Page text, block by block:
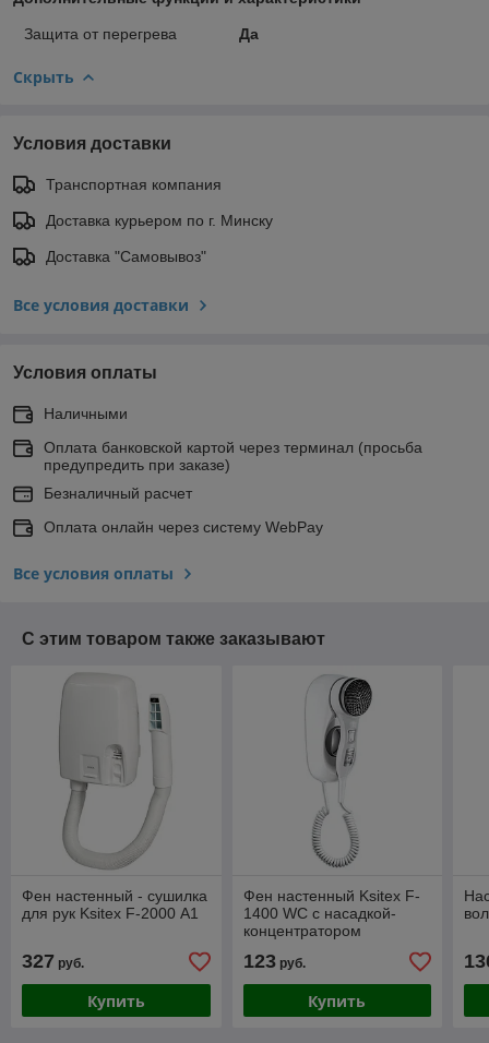
Защита от перегрева Да
Скрыть
Условия доставки
Транспортная компания
Доставка курьером по г. Минску
Доставка "Самовывоз"
Все условия доставки
Условия оплаты
Наличными
Оплата банковской картой через терминал (просьба
предупредить при заказе)
Безналичный расчет
Оплата онлайн через систему WebPay
Все условия оплаты
С этим товаром также заказывают
Фен настенный - сушилка
для рук Ksitex F-2000 А1
327 руб.
Купить
Фен настенный Ksitex F-
1400 WC с насадкой-
концентратором
123руб.
Купить